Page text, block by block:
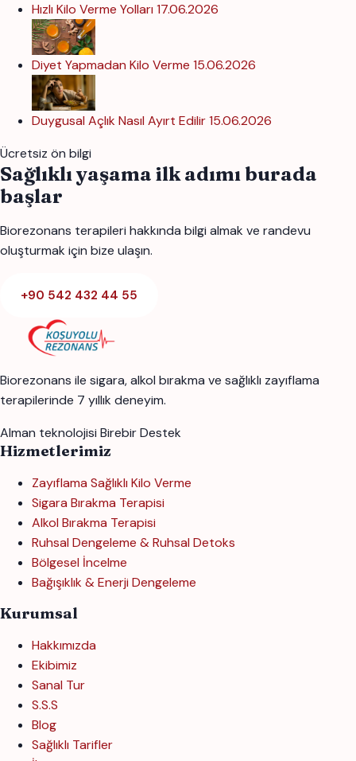
Hızlı Kilo Verme Yolları 17.06.2026
Diyet Yapmadan Kilo Verme 15.06.2026
Duygusal Açlık Nasıl Ayırt Edilir15.06.2026
Ücretsiz ön bilgi
Sağlıklı yaşama ilk adımı burada
başlar
Biorezonans terapileri hakkında bilgi almak ve randevu
oluşturmak için bize ulaşın.
+90 542 432 44 55
Biorezonans ile sigara, alkol bırakma ve sağlıklı zayıflama
terapilerinde 7 yıllık deneyim.
Alman teknolojisi Birebir Destek
Hizmetlerimiz
Zayıflama Sağlıklı Kilo Verme
Sigara Bırakma Terapisi
Alkol Bırakma Terapisi
Ruhsal Dengeleme & Ruhsal Detoks
Bölgesel İncelme
Bağışıklık & Enerji Dengeleme
Kurumsal
Hakkımızda
Ekibimiz
Sanal Tur
S.S.S
Blog
Sağlıklı Tarifler